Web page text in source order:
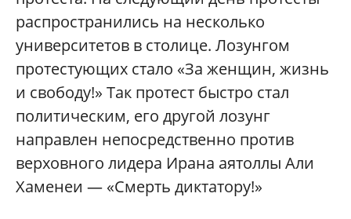
распространились на несколько
университетов в столице. Лозунгом
протестующих стало «За женщин, жизнь
и свободу!» Так протест быстро стал
политическим, его другой лозунг
направлен непосредственно против
верховного лидера Ирана аятоллы Али
Хаменеи — «Смерть диктатору!»